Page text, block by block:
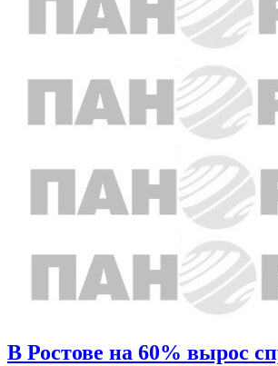
В Ростове на 60% вырос